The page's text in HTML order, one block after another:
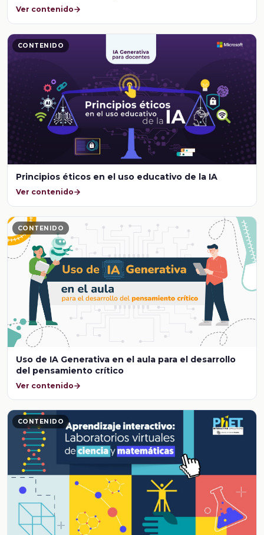
Ver contenido
CONTENIDO
Principios éticos en el uso educativo de la IA
Ver contenido
CONTENIDO
Uso de IA Generativa en el aula para el desarrollo
del pensamiento crítico
Ver contenido
CONTENIDO